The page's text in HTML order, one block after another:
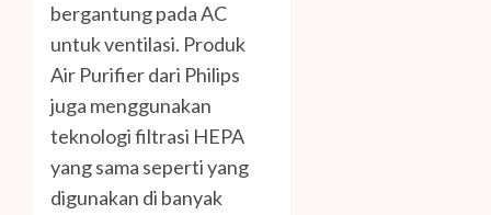
bergantung pada AC
untuk ventilasi. Produk
Air Purifier dari Philips
juga menggunakan
teknologi filtrasi HEPA
yang sama seperti yang
digunakan di banyak